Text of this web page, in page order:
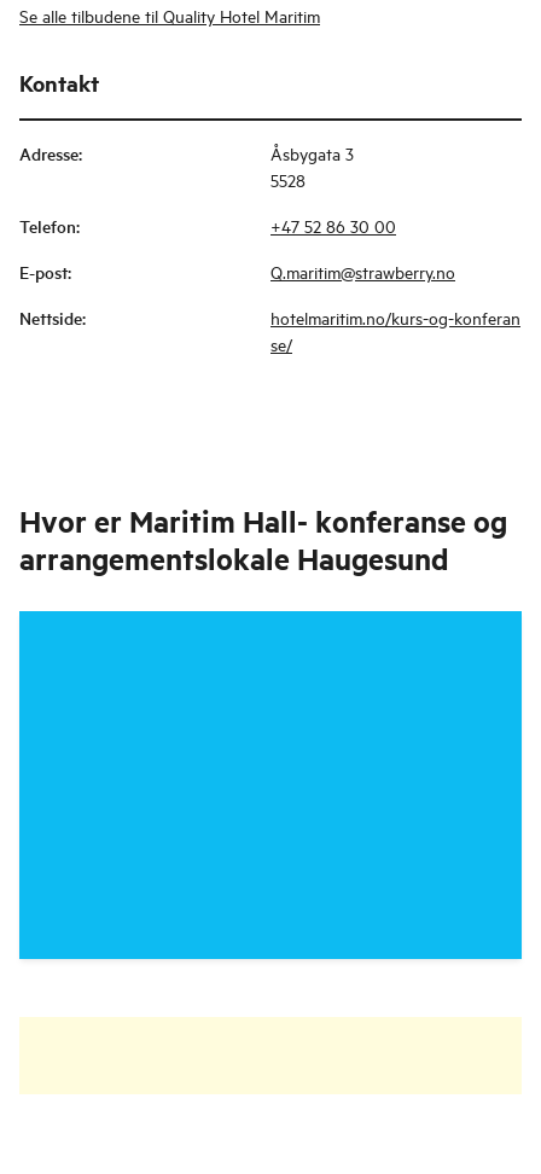
Se alle tilbudene til Quality Hotel Maritim
Kontakt
Adresse:
Åsbygata 3
5528
Telefon: +47 52 86 30 00
E-post: Q.maritim@strawberry.no
Nettside:
hotelmaritim.no/kurs-og-konferan
se/
Hvor er Maritim Hall- konferanse og
arrangementslokale Haugesund